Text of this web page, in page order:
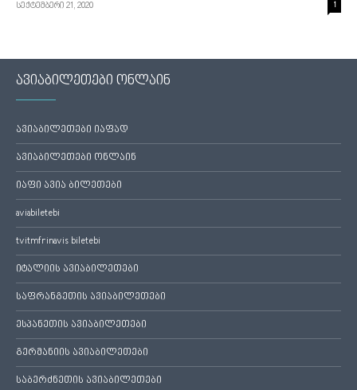
სექტემბერი 21, 2020 1
ავიაბილეთები ონლაინ
ავიაბილეთები იაფად
ავიაბილეთები ონლაინ
იაფი ავია ბილეთები
aviabiletebi
tvitmfrinavis biletebi
იტალიის ავიაბილეთები
საფრანგეთის ავიაბილეთები
ესპანეთის ავიაბილეთები
გერმანიის ავიაბილეთები
საბერძნეთის ავიაბილეთები